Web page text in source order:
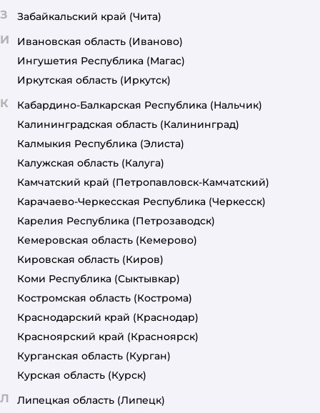
З Забайкальский край (Чита)
И Ивановская область (Иваново)
Ингушетия Республика (Магас)
Иркутская область (Иркутск)
К Кабардино-Балкарская Республика (Нальчик)
Калининградская область (Калининград)
Калмыкия Республика (Элиста)
Калужская область (Калуга)
Камчатский край (Петропавловск-Камчатский)
Карачаево-Черкесская Республика (Черкесск)
Карелия Республика (Петрозаводск)
Кемеровская область (Кемерово)
Кировская область (Киров)
Коми Республика (Сыктывкар)
Костромская область (Кострома)
Краснодарский край (Краснодар)
Красноярский край (Красноярск)
Курганская область (Курган)
Курская область (Курск)
Л Липецкая область (Липецк)